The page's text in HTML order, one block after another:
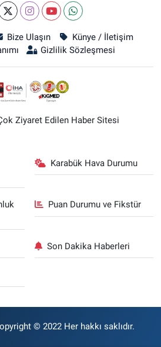
Bize Ulaşın
Künye / İletişim
Gizlilik Sözleşmesi
Ziyaret Edilen Haber Sitesi
Karabük Hava Durumu
Puan Durumu ve Fikstür
Son Dakika Haberleri
© 2022 Her hakkı saklıdır.